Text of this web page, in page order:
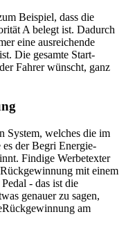
Beispiel, dass die
A belegt ist. Dadurch
eine ausreichende
Die gesamte Start-
Fahrer wünscht, ganz
System, welches die im
der Begri Energie-
Findige Werbetexter
mit einem
- das ist die
genauer zu sagen,
am